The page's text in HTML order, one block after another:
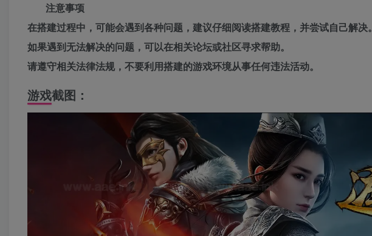
注意事项
在搭建过程中，可能会遇到各种问题，建议仔细阅读搭建教程，并尝试自己解决。
如果遇到无法解决的问题，可以在相关论坛或社区寻求帮助。
请遵守相关法律法规，不要利用搭建的游戏环境从事任何违法活动。
游戏截图：